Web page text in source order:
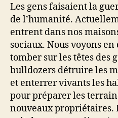
Les gens faisaient la
de l’humanité.
entrent dans nos
sociaux. Nous voyons
tomber sur les têtes des
bulldozers détruire les
et enterrer vivants les
pour préparer les
nouveaux propriétaires.